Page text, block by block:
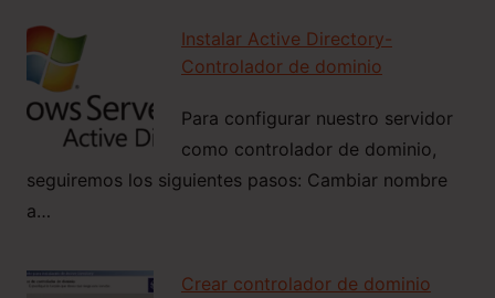
Instalar Active Directory-
Controlador de dominio
Para configurar nuestro servidor
como controlador de dominio,
seguiremos los siguientes pasos: Cambiar nombre
a…
Crear controlador de dominio